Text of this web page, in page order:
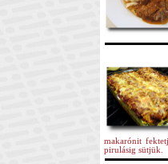
makarónit
pirulásig sütjük.